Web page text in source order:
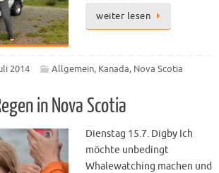
weiter lesen
2014 Allgemein, Kanada, Nova Scotia
in Nova Scotia
Dienstag 15.7. Digby Ich
möchte unbedingt
Whalewatching machen und